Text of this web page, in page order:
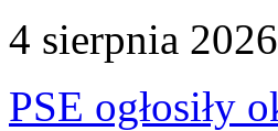
4 sierpnia
PSE ogłosiły